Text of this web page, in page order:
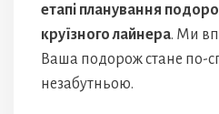
етапі планування
круїзного лайнера. Ми
Ваша подорож стане по-
незабутньою.